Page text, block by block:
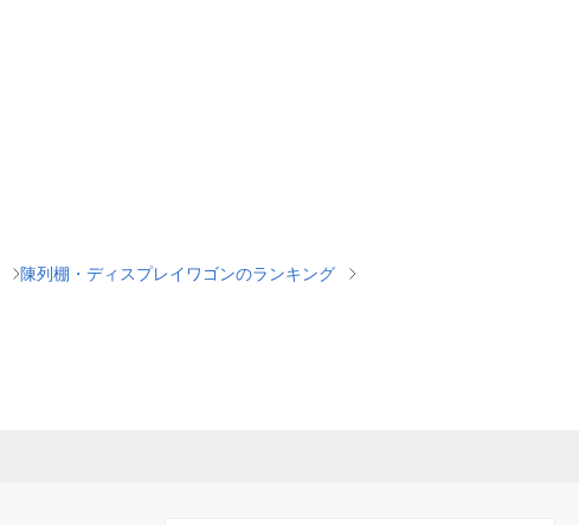
陳列棚・ディスプレイワゴンのランキング